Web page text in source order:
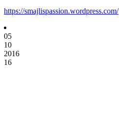
https://smajlispassion.wordpress.com/
05
10
2016
16